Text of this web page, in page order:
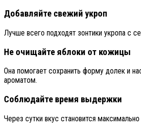
Добавляйте свежий укроп
Лучше всего подходят зонтики укропа с
Не очищайте яблоки от кожицы
Она помогает сохранить форму долек и
ароматом.
Соблюдайте время выдержки
Через сутки вкус становится